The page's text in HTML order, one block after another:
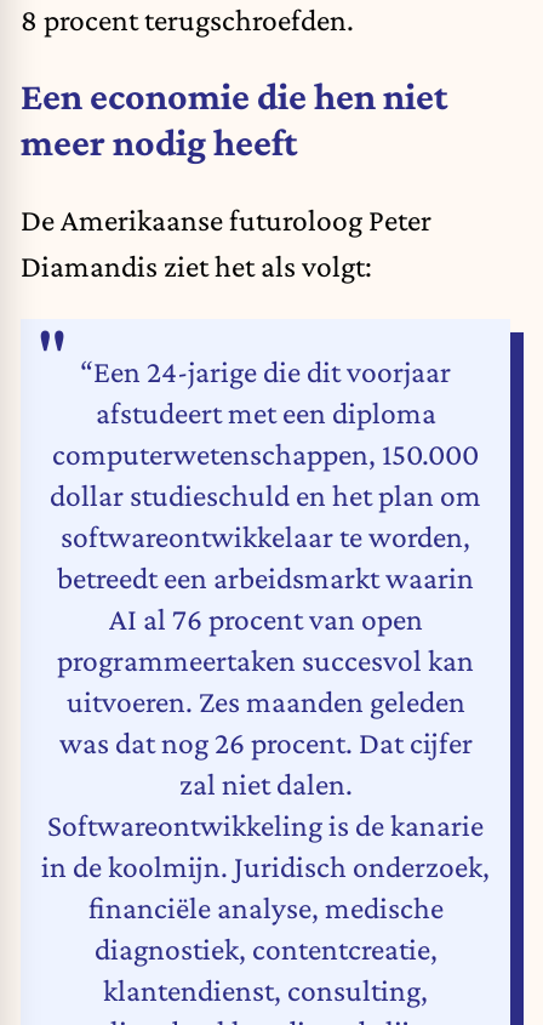
8 procent terugschroefden.
Een economie die hen niet
meer nodig heeft
De Amerikaanse futuroloog Peter
Diamandis ziet het als volgt:
“Een 24-jarige die dit voorjaar
afstudeert met een diploma
computerwetenschappen, 150.000
dollar studieschuld en het plan om
softwareontwikkelaar te worden,
betreedt een arbeidsmarkt waarin
AI al 76 procent van open
programmeertaken succesvol kan
uitvoeren. Zes maanden geleden
was dat nog 26 procent. Dat cijfer
zal niet dalen.
Softwareontwikkeling is de kanarie
in de koolmijn. Juridisch onderzoek,
financiële analyse, medische
diagnostiek, contentcreatie,
klantendienst, consulting,